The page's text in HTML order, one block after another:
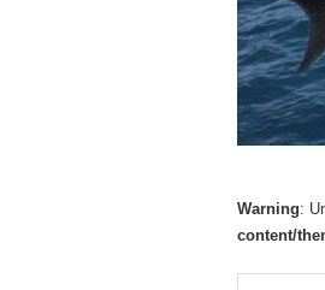
Warning:
content/